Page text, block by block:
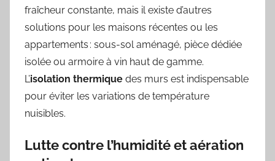
fraîcheur constante, mais il existe d’autres
solutions pour les maisons récentes ou les
appartements : sous-sol aménagé, pièce dédiée
isolée ou armoire à vin haut de gamme.
L’isolation thermique des murs est indispensable
pour éviter les variations de température
nuisibles.
Lutte contre l’humidité et aération